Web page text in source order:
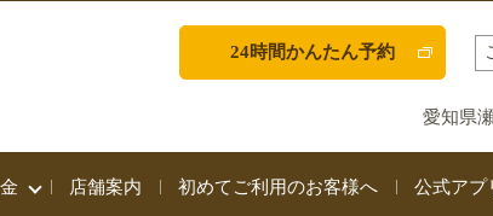
24時間かんたん予約
愛知県
店舗案内 初めてご利用のお客様へ 公式アプ